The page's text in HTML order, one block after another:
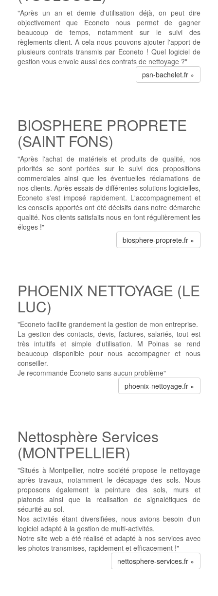
"Après un an et demie d'utilisation déjà, on peut dire
objectivement que Econeto nous permet de gagner
beaucoup de temps, notamment sur le suivi des
règlements client. A cela nous pouvons ajouter l'apport de
plusieurs contrats transmis par Econeto ! Quel logiciel de
gestion vous envoie aussi des contrats de nettoyage ?"
psn-bachelet.fr »
BIOSPHERE PROPRETE
(SAINT FONS)
"Après l'achat de matériels et produits de qualité, nos
priorités se sont portées sur le suivi des propositions
commerciales ainsi que les éventuelles réclamations de
nos clients. Après essais de différentes solutions logicielles,
Econeto s'est imposé rapidement. L'accompagnement et
les conseils apportés ont été décisifs dans notre démarche
qualité. Nos clients satisfaits nous en font régulièrement les
éloges !"
biosphere-proprete.fr »
PHOENIX NETTOYAGE (LE
LUC)
"Econeto facilite grandement la gestion de mon entreprise.
La gestion des contacts, devis, factures, salariés, tout est
très intuitifs et simple d'utilisation. M Poinas se rend
beaucoup disponible pour nous accompagner et nous
conseiller.
Je recommande Econeto sans aucun problème"
phoenix-nettoyage.fr »
Nettosphère Services
(MONTPELLIER)
"Situés à Montpellier, notre société propose le nettoyage
après travaux, notamment le décapage des sols. Nous
proposons également la peinture des sols, murs et
plafonds ainsi que la réalisation de signalétiques de
sécurité au sol.
Nos activités étant diversifiées, nous avions besoin d'un
logiciel adapté à la gestion de multi-activités.
Notre site web a été réalisé et adapté à nos services avec
les photos transmises, rapidement et efficacement !"
nettosphere-services.fr »